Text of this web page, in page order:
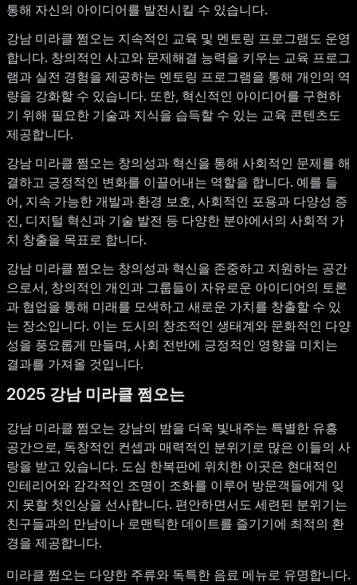
통해 자신의 아이디어를 발전시킬 수 있습니다.
강남 미라클 쩜오는 지속적인 교육 및 멘토링 프로그램도 운영
합니다. 창의적인 사고와 문제해결 능력을 키우는 교육 프로그
램과 실전 경험을 제공하는 멘토링 프로그램을 통해 개인의 역
량을 강화할 수 있습니다. 또한, 혁신적인 아이디어를 구현하
기 위해 필요한 기술과 지식을 습득할 수 있는 교육 콘텐츠도
제공합니다.
강남 미라클 쩜오는 창의성과 혁신을 통해 사회적인 문제를 해
결하고 긍정적인 변화를 이끌어내는 역할을 합니다. 예를 들
어, 지속 가능한 개발과 환경 보호, 사회적인 포용과 다양성 증
진, 디지털 혁신과 기술 발전 등 다양한 분야에서의 사회적 가
치 창출을 목표로 합니다.
강남 미라클 쩜오는 창의성과 혁신을 존중하고 지원하는 공간
으로서, 창의적인 개인과 그룹들이 자유로운 아이디어의 토론
과 협업을 통해 미래를 모색하고 새로운 가치를 창출할 수 있
는 장소입니다. 이는 도시의 창조적인 생태계와 문화적인 다양
성을 풍요롭게 만들며, 사회 전반에 긍정적인 영향을 미치는
결과를 가져올 것입니다.
2025 강남 미라클 쩜오는
강남 미라클 쩜오는 강남의 밤을 더욱 빛내주는 특별한 유흥
공간으로, 독창적인 컨셉과 매력적인 분위기로 많은 이들의 사
랑을 받고 있습니다. 도심 한복판에 위치한 이곳은 현대적인
인테리어와 감각적인 조명이 조화를 이루어 방문객들에게 잊
지 못할 첫인상을 선사합니다. 편안하면서도 세련된 분위기는
친구들과의 만남이나 로맨틱한 데이트를 즐기기에 최적의 환
경을 제공합니다.
미라클 쩜오는 다양한 주류와 독특한 음료 메뉴로 유명합니다.